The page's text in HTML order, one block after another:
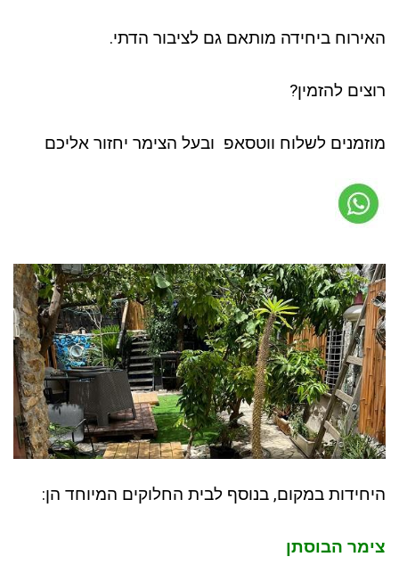
האירוח ביחידה מותאם גם לציבור הדתי.
רוצים להזמין?
מוזמנים לשלוח ווטסאפ ובעל הצימר יחזור אליכם
היחידות במקום, בנוסף לבית החלוקים המיוחד הן:
צימר הבוסתן